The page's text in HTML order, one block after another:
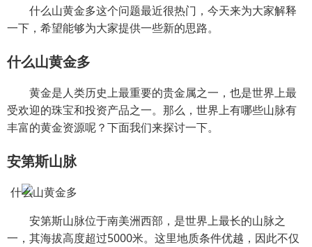
什么山黄金多这个问题最近很热门，今天来为大家解释
一下，希望能够为大家提供一些新的思路。
什么山黄金多
黄金是人类历史上最重要的贵金属之一，也是世界上最
受欢迎的珠宝和投资产品之一。那么，世界上有哪些山脉有
丰富的黄金资源呢？下面我们来探讨一下。
安第斯山脉
安第斯山脉位于南美洲西部，是世界上最长的山脉之
一，其海拔高度超过5000米。这里地质条件优越，因此不仅